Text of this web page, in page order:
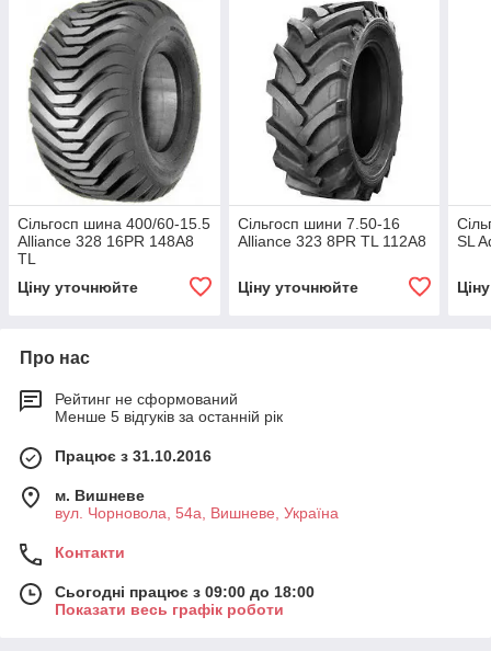
Сільгосп шина 400/60-15.5
Alliance 328 16PR 148А8
TL
Ціну уточнюйте
Сільгосп шини 7.50-16
Alliance 323 8PR TL 112A8
Ціну уточнюйте
SL
Про нас
Рейтинг не сформований
Менше 5 відгуків за останній рік
Працює з 31.10.2016
м. Вишневе
вул. Чорновола, 54а, Вишневе, Україна
Контакти
Сьогодні працює з 09:00 до 18:00
Показати весь графік роботи